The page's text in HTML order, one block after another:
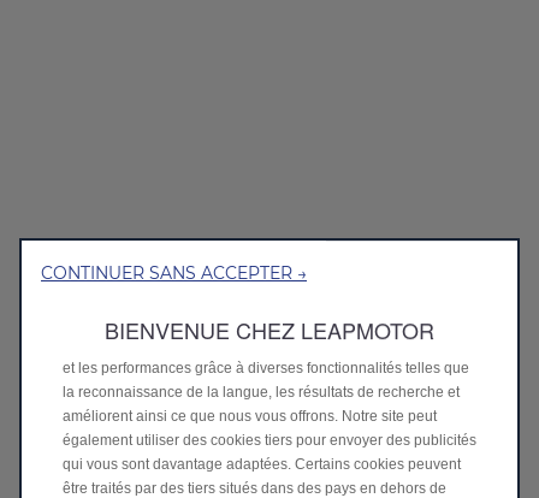
CONTINUER SANS ACCEPTER →
BIENVENUE CHEZ LEAPMOTOR
Nous utilisons des cookies afin de vous offrir la meilleure
fournir des fonctionnalités essentielles telles que la sécurité, la
gestion du réseau et l’accessibilité. Ils améliorent la convivialité
et les performances grâce à diverses fonctionnalités telles que
la reconnaissance de la langue, les résultats de recherche et
améliorent ainsi ce que nous vous offrons. Notre site peut
également utiliser des cookies tiers pour envoyer des publicités
qui vous sont davantage adaptées. Certains cookies peuvent
être traités par des tiers situés dans des pays en dehors de